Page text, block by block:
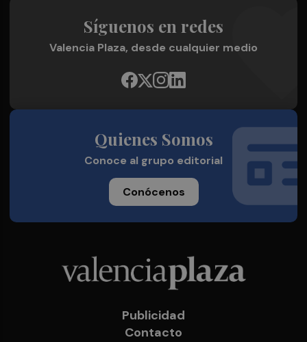
Síguenos en redes
Valencia Plaza, desde cualquier medio
Quienes Somos
Conoce al grupo editorial
Conócenos
Publicidad
Contacto